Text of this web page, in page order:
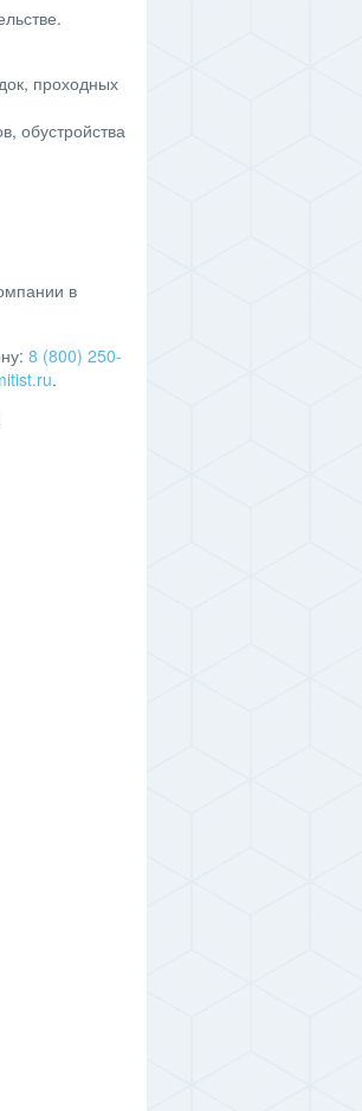
проходных
обустройства
в
8 (800) 250-
.